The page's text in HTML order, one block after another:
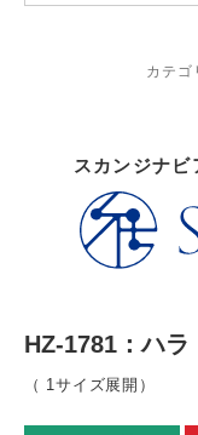
スカンジナ
カテゴ
HZ-1781：ハラ
（ 1サイズ展開）